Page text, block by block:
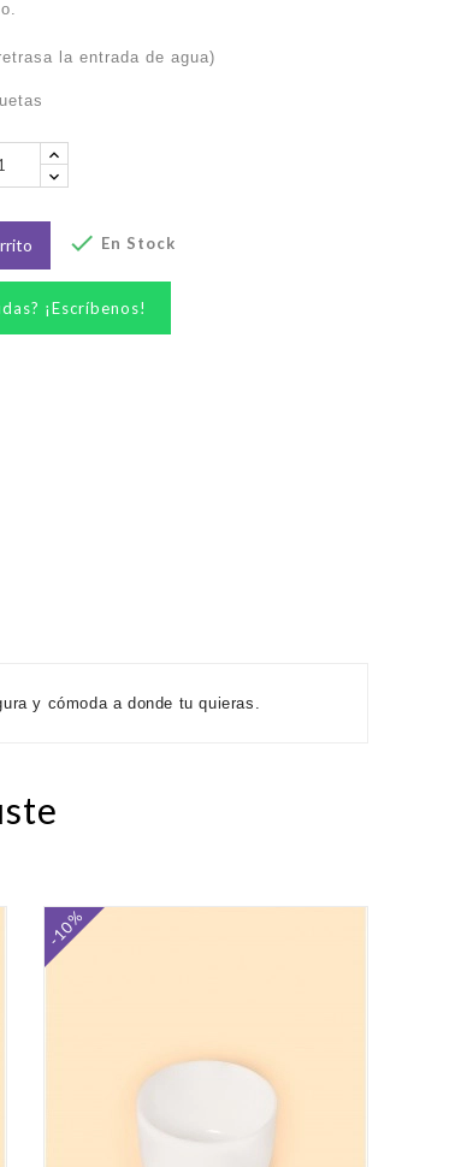
la entrada de agua)
 En Stock
¡Escríbenos!
y cómoda a donde tu quieras.
-10%